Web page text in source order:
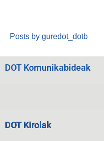
Posts by guredot_dotb
DOT Komunikabideak
DOT Kirolak